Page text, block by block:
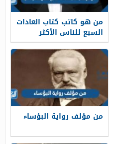
من هو كاتب كتاب العادات
السبع للناس الأكثر
فعالية
من مؤلف رواية البؤساء